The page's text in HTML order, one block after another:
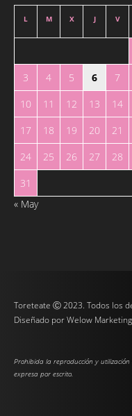
L M X J V
3
4 5 6 7
10
11 12 13 14
17
18 19 20 21
24
25 26 27 28
31
« May
Toreteate Ⓒ 2023. Todos los
Diseñado porWelow Marketing
Prohibida la reproducción y
expresa por escrito.